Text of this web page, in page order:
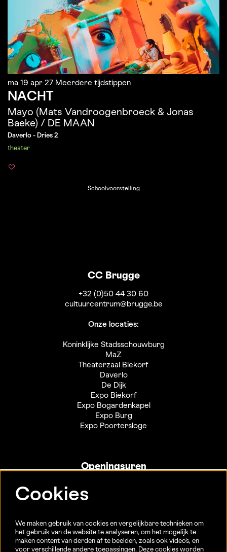
NACHT
Mayo (Mats Vandroogenbroeck & Jonas
Baeke) / DE MAAN
ma 19 apr 27 Meerdere tijdstippen
Daverlo - Dries 2
theater
Schoolvoorstelling
CC Brugge
+32 (0)50 44 30 60
cultuurcentrum@brugge.be
Onze locaties:
Koninklijke Stadsschouwburg
MaZ
Theaterzaal Biekorf
Daverlo
De Dijk
Expo Biekorf
Expo Bogardenkapel
Expo Burg
Expo Poortersloge
Openingsuren
Sint-Jakobsstraat 20
15/08)
Cookies
We maken gebruik van cookies en vergelijkbare technieken om
het gebruik van de website te analyseren, om het mogelijk te
maken content van derden af te beelden, zoals ook video’s, en
voor verschillende andere toepassingen. Deze cookies worden